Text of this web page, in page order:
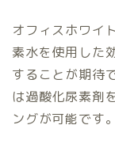
オフィスホワイ
素水を使用した
することが期待
は過酸化尿素剤
ングが可能です。